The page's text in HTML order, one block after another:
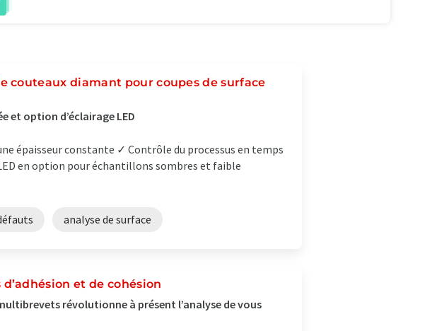
couteaux diamant pour coupes de surface
et option d’éclairage LED
épaisseur constante ✓ Contrôle du processus en temps
en option pour échantillons sombres et faible
analyse de surface
et de cohésion
révolutionne à présent l’analyse de vous